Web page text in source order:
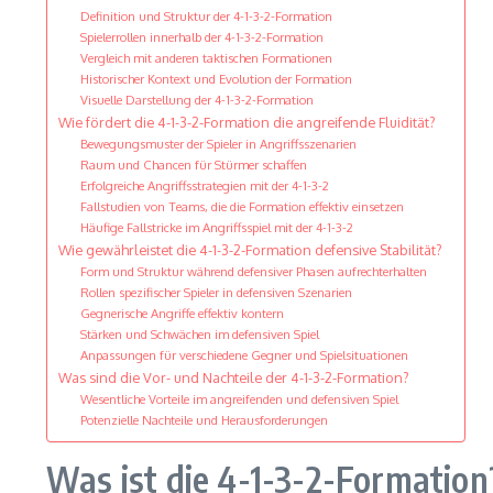
Definition und Struktur der 4-1-3-2-Formation
Spielerrollen innerhalb der 4-1-3-2-Formation
Vergleich mit anderen taktischen Formationen
Historischer Kontext und Evolution der Formation
Visuelle Darstellung der 4-1-3-2-Formation
Wie fördert die 4-1-3-2-Formation die angreifende Fluidität?
Bewegungsmuster der Spieler in Angriffsszenarien
Raum und Chancen für Stürmer schaffen
Erfolgreiche Angriffsstrategien mit der 4-1-3-2
Fallstudien von Teams, die die Formation effektiv einsetzen
Häufige Fallstricke im Angriffsspiel mit der 4-1-3-2
Wie gewährleistet die 4-1-3-2-Formation defensive Stabilität?
Form und Struktur während defensiver Phasen aufrechterhalten
Rollen spezifischer Spieler in defensiven Szenarien
Gegnerische Angriffe effektiv kontern
Stärken und Schwächen im defensiven Spiel
Anpassungen für verschiedene Gegner und Spielsituationen
Was sind die Vor- und Nachteile der 4-1-3-2-Formation?
Wesentliche Vorteile im angreifenden und defensiven Spiel
Potenzielle Nachteile und Herausforderungen
Was ist die 4-1-3-2-